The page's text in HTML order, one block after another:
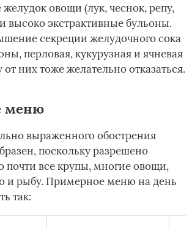
овощи (лук, чеснок, репу,
высоко экстрактивные бульоны.
секреции желудочного сока
перловая, кукурузная и ячневая
них тоже желательно отказаться.
меню
выраженного обострения
поскольку разрешено
почти все крупы, многие овощи,
и рыбу. Примерное меню на день
так: